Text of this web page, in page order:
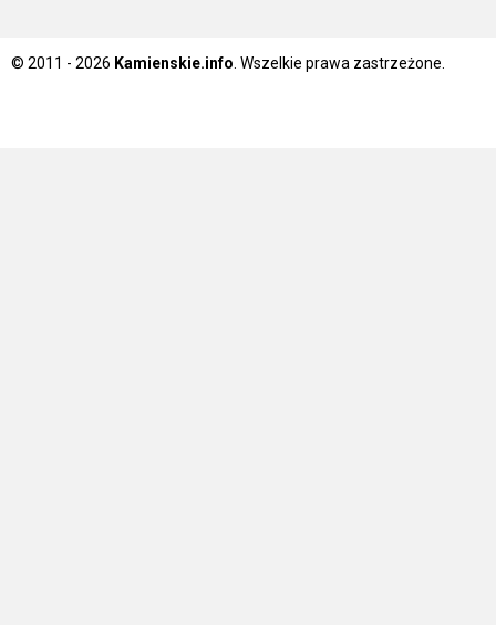
© 2011 - 2026 Kamienskie.info . Wszelkie prawa zastrzeżone.